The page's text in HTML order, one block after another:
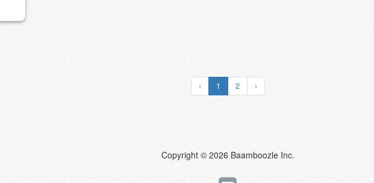
‹ 1 2 ›
Copyright © 2026 Baamboozle Inc.